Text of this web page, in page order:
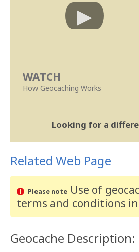
WATCH
How Geocaching Works
Looking for a
Related Web Page
Please noteUse of
terms and conditions
Geocache Description: